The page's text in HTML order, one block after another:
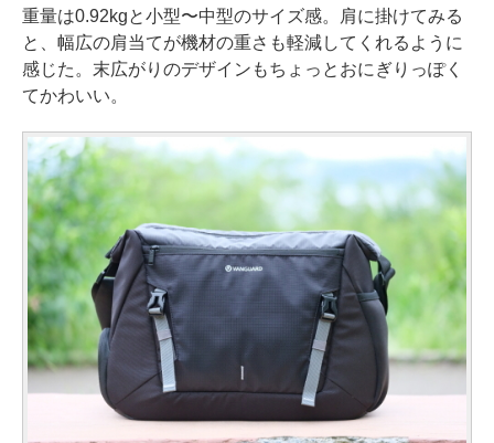
重量は0.92kgと小型〜中型のサイズ感。肩に掛けてみる
と、幅広の肩当てが機材の重さも軽減してくれるように
感じた。末広がりのデザインもちょっとおにぎりっぽく
てかわいい。